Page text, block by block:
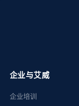
企业与艾威
企业培训